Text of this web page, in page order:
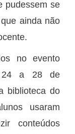
pudessem se
ainda não
no evento
24 a 28 de
biblioteca do
usaram
conteúdos